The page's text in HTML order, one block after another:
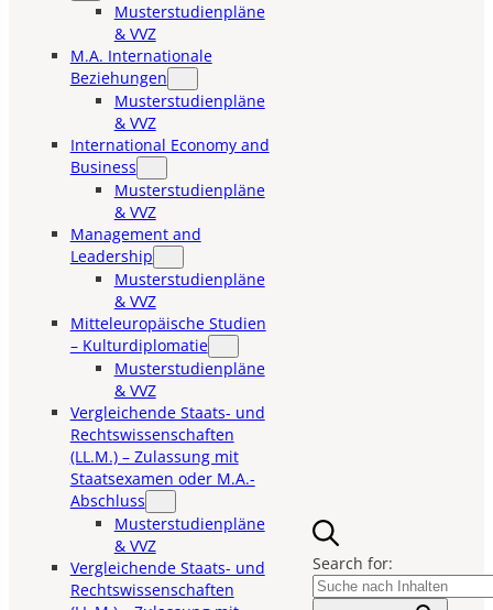
Musterstudienpläne
& VVZ
M.A. Internationale
Beziehungen
Musterstudienpläne
& VVZ
International Economy and
Business
Musterstudienpläne
& VVZ
Management and
Leadership
Musterstudienpläne
& VVZ
Mitteleuropäische Studien
– Kulturdiplomatie
Musterstudienpläne
& VVZ
Vergleichende Staats- und
Rechtswissenschaften
(LL.M.) – Zulassung mit
Staatsexamen oder M.A.-
Abschluss
Musterstudienpläne
& VVZ
Vergleichende Staats- und
Rechtswissenschaften
Search for: